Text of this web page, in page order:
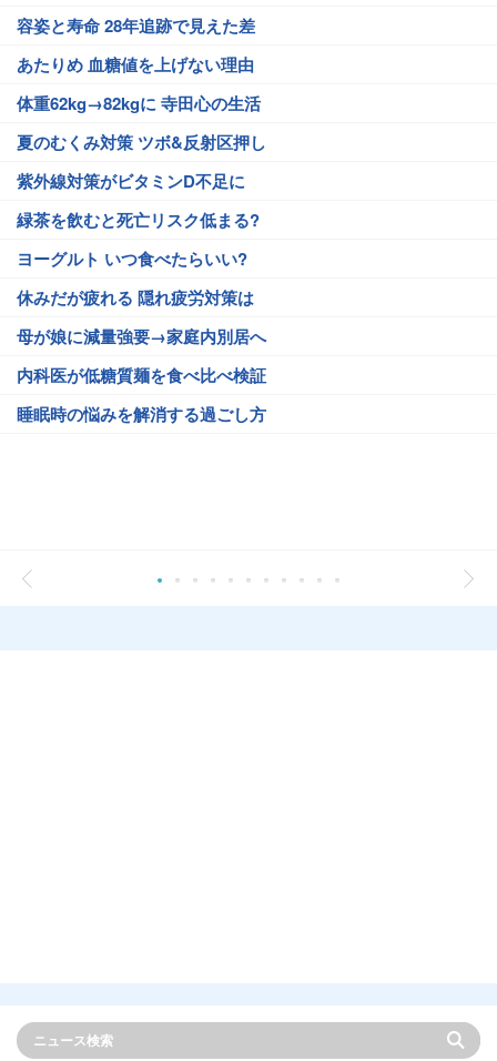
容姿と寿命 28年追跡で見えた差
あたりめ 血糖値を上げない理由
体重62kg→82kgに 寺田心の生活
夏のむくみ対策 ツボ&反射区押し
紫外線対策がビタミンD不足に
緑茶を飲むと死亡リスク低まる?
ヨーグルト いつ食べたらいい?
休みだが疲れる 隠れ疲労対策は
母が娘に減量強要→家庭内別居へ
内科医が低糖質麺を食べ比べ検証
睡眠時の悩みを解消する過ごし方